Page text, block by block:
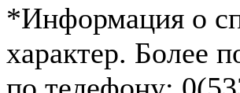
*Информация о
характер. Более